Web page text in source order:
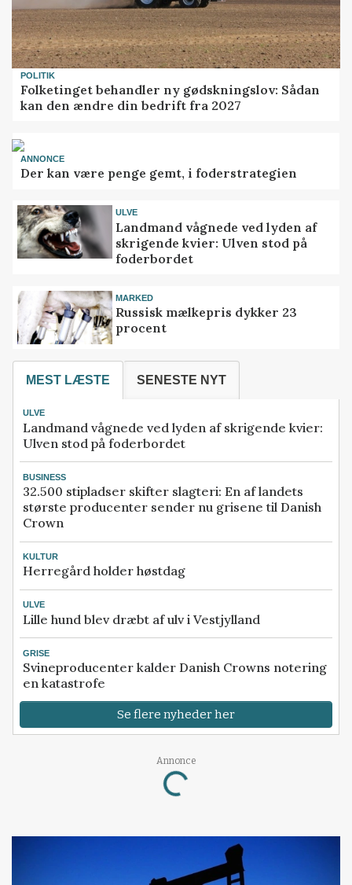
POLITIK
Folketinget behandler ny gødskningslov: Sådan
kan den ændre din bedrift fra 2027
ANNONCE
Der kan være penge gemt, i foderstrategien
ULVE
Landmand vågnede ved lyden af
skrigende kvier: Ulven stod på
foderbordet
MARKED
Russisk mælkepris dykker 23
procent
MEST LÆSTE SENESTE NYT
ULVE
Landmand vågnede ved lyden af skrigende kvier:
Ulven stod på foderbordet
BUSINESS
32.500 stipladser skifter slagteri: En af landets
største producenter sender nu grisene til Danish
Crown
KULTUR
Herregård holder høstdag
ULVE
Lille hund blev dræbt af ulv i Vestjylland
GRISE
Svineproducenter kalder Danish Crowns notering
en katastrofe
Se flere nyheder her
Annonce
Loading...